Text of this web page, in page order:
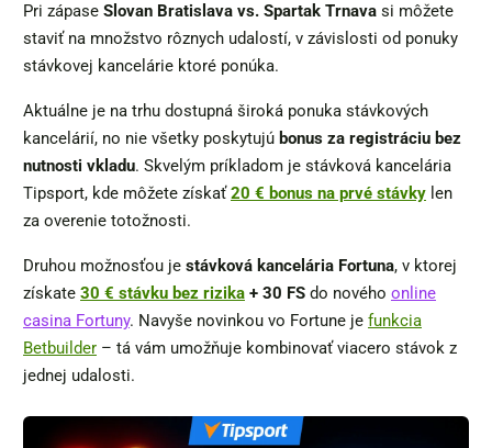
Pri zápase Slovan Bratislava vs. Spartak Trnava si môžete
staviť na množstvo rôznych udalostí, v závislosti od ponuky
stávkovej kancelárie ktoré ponúka.
Aktuálne je na trhu dostupná široká ponuka stávkových
kancelárií, no nie všetky poskytujú bonus za registráciu bez
nutnosti vkladu. Skvelým príkladom je stávková kancelária
Tipsport, kde môžete získať20 € bonus na prvé stávky len
za overenie totožnosti.
Druhou možnosťou je stávková kancelária Fortuna, v ktorej
získate 30 € stávku bez rizika + 30 FS do nového online
casina Fortuny. Navyše novinkou vo Fortune je funkcia
Betbuilder – tá vám umožňuje kombinovať viacero stávok z
jednej udalosti.